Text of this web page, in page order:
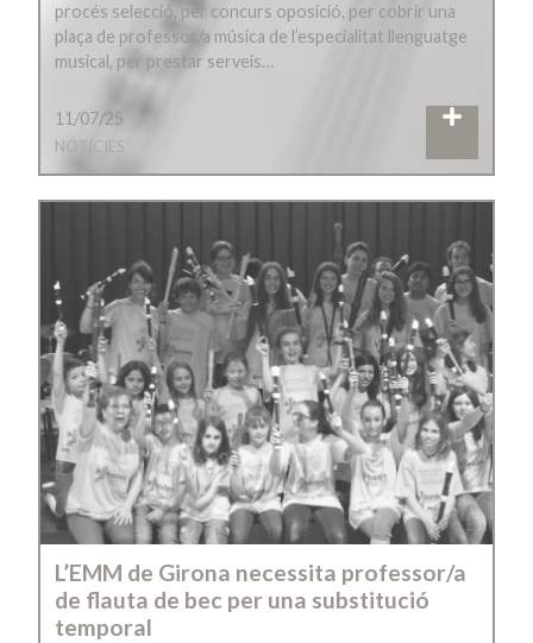
procés selecció, per concurs oposició, per cobrir una
plaça de professor/a música de l’especialitat llenguatge
musical, per prestar serveis…
11/07/25
NOTÍCIES
L’EMM de Girona necessita professor/a
de flauta de bec per una substitució
temporal